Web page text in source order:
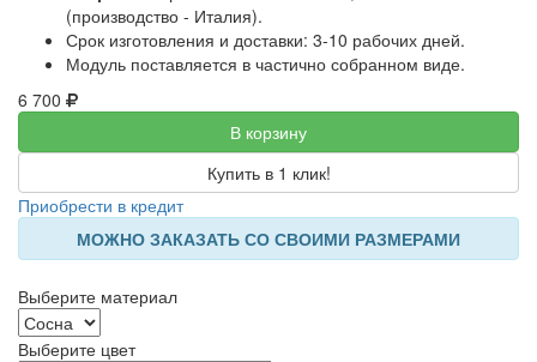
(производство - Италия).
Срок изготовления и доставки: 3-10 рабочих дней.
Модуль поставляется в частично собранном виде.
6 700
В корзину
Купить в 1 клик!
Приобрести в кредит
МОЖНО ЗАКАЗАТЬ СО СВОИМИ РАЗМЕРАМИ
Выберите материал
Выберите цвет